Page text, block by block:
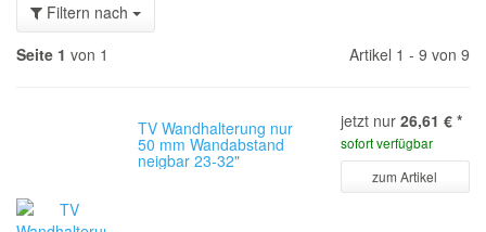
Filtern nach
Seite 1 von 1 Artikel 1 - 9 von 9
TV Wandhalterung nur
50 mm Wandabstand
neigbar 23-32"
jetzt nur 26,61 € *
sofort verfügbar
zum Artikel